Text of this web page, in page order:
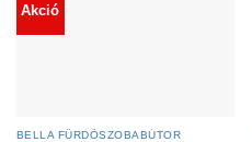
Akció
BELLA FÜRDŐSZOBABÚTOR